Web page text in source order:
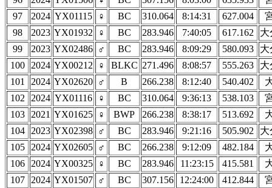
97
2024 YX01115 ♀ BC 310.064 8:14:31 627.004
98
2023 YX01932 ♀ BC 283.946 7:40:05 617.162
大
99
2023 YX02486 ♂ BC 283.946 8:09:29 580.093
大
100
2024 YX00212 ♀ BLKC 271.496 8:08:57 555.263
大
101
2024 YX02620 ♂ B 266.238 8:12:40 540.402
102
2024 YX01116 ♀ BC 310.064 9:36:13 538.103
103
2021 YX01625 ♀ BWP 266.238 8:38:17 513.692
104
2023 YX02398 ♂ BC 283.946 9:21:16 505.902
大
105
2024 YX02605 ♂ BC 266.238 9:12:09 482.184
106
2024 YX00325 ♀ BC 283.946 11:23:15 415.581
107
2024 YX01507 ♂ BC 307.156 12:24:00 412.844